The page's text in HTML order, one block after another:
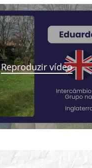
Reproduzir vídeo